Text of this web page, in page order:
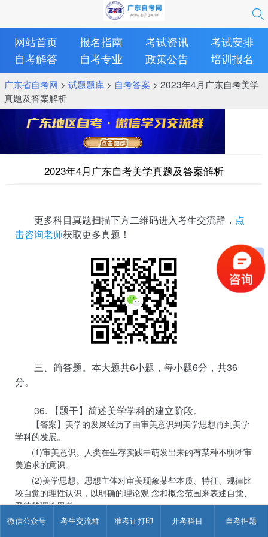
微信公众号 考生交流群 准考证打印 开考科目 自考押题
网站首页 报名指南 考试资讯
考试安排
自考解答
自考专业 政策公告 培训报名
广东省自考网 > 试题题库> 自考答案 > 2023年4月广东自考美学
真题及答案解析
2023年4月广东自考美学真题及答案解析
更多科目真题扫描下方二维码进入考生交流群， 点
击咨询老师获取更多真题！
三、简答题。本大题共6小题，每小题6分，共36
分。
36. 【题干】简述美学学科的建立阶段。
【答案】美学的发展经历了由审美意识到美学思想再到美学
学科的发展。
(1)审美意识。人类在生存实践中萌发出来的有某种不明晰审
美追求的意识。
(2)美学思想。思想主体对审美现象某些本质、特征、规律比
较自觉的理性认识，以明确的理论观 念和概念范围来表述自觉、
系统的理性思考。
(3)美学学科。美学作为一门独立学科的形成以德国哲学家鲍